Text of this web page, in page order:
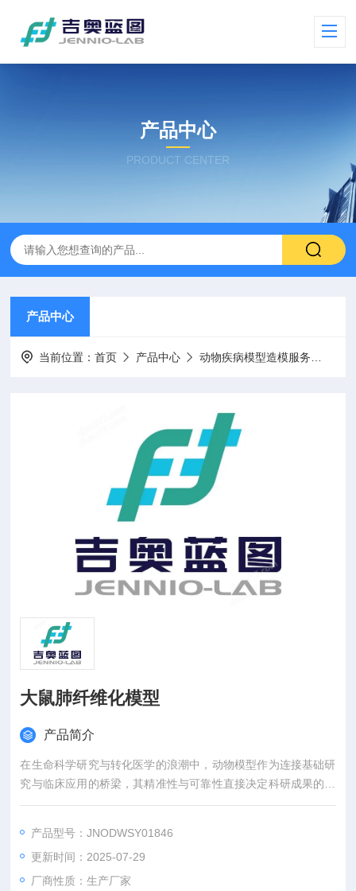
产品中心
PRODUCT CENTER
产品中心
当前位置：首页 产品中心 动物疾病模型造模服务
大鼠肺纤维化模型
产品简介
在生命科学研究与转化医学的浪潮中，动物模型作为连接基础研
究与临床应用的桥梁，其精准性与可靠性直接决定科研成果的价
值。吉奥蓝图（JENNIO-LAB）深耕生物医学领域十余载，凭借
机构、药企及医疗机构提供覆盖动物模型构建、药效评价、数据
分析与成果转化的一站式解决方案，助力客户突破科研瓶颈，加
速创新成果落地。
产品型号：JNODWSY01846
更新时间：2025-07-29
厂商性质：生产厂家